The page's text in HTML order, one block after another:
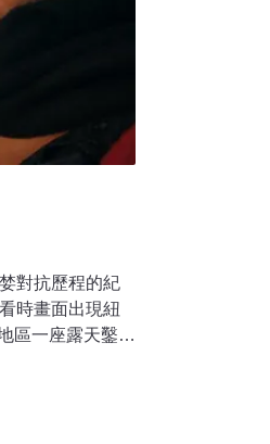
對抗歷程的紀
時畫面出現紐
區一座露天鑿炸
柏林先生空拍
業公司的